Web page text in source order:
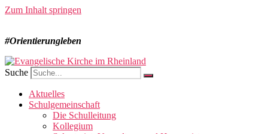
Zum Inhalt springen
#Orientierungleben
Suche
Aktuelles
Schulgemeinschaft
Die Schulleitung
Kollegium